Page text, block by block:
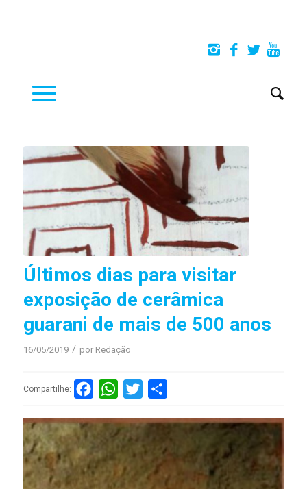
Últimos dias para visitar
exposição de cerâmica
guarani de mais de 500 anos
16/05/2019 / por Redação
Compartilhe: FacebookWhatsApp
Twitter